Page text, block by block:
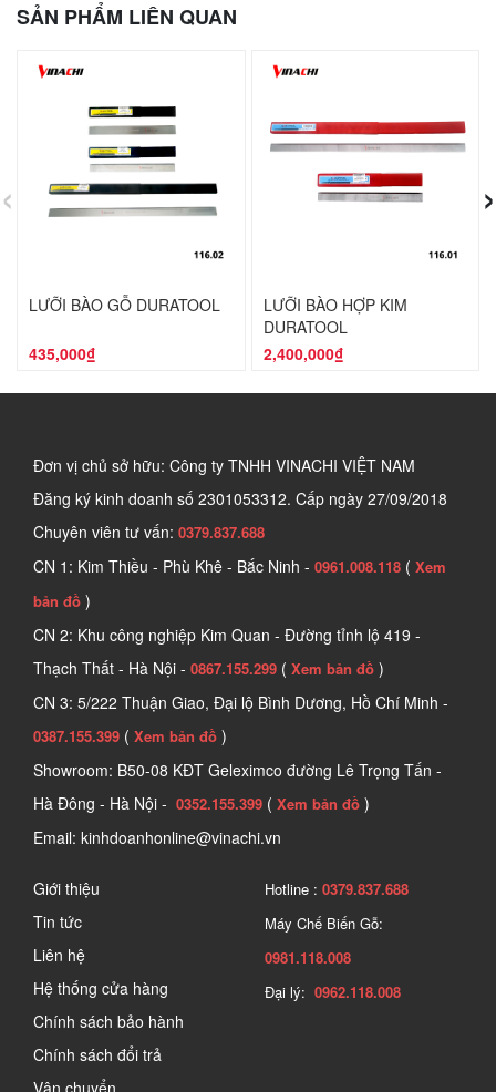
SẢN PHẨM LIÊN QUAN
LƯỠI BÀO GỖ DURATOOL
435,000₫
LƯỠI BÀO HỢP KIM
DURATOOL
2,400,000₫
‹ ›
Đơn vị chủ sở hữu: Công ty TNHH VINACHI VIỆT NAM
Đăng ký kinh doanh số 2301053312. Cấp ngày 27/09/2018
Chuyên viên tư vấn: 0379.837.688
CN 1: Kim Thiều - Phù Khê - Bắc Ninh - 0961.008.118 ( Xem
bản đồ )
CN 2: Khu công nghiệp Kim Quan - Đường tỉnh lộ 419 -
Thạch Thất - Hà Nội - 0867.155.299 ( Xem bản đồ )
CN 3: 5/222 Thuận Giao, Đại lộ Bình Dương, Hồ Chí Minh -
0387.155.399 ( Xem bản đồ )
Showroom: B50-08 KĐT Geleximco đường Lê Trọng Tấn -
Hà Đông - Hà Nội - 0352.155.399 ( Xem bản đồ )
Email: kinhdoanhonline@vinachi.vn
Giới thiệu
Tin tức
Liên hệ
Hệ thống cửa hàng
Chính sách bảo hành
Chính sách đổi trả
Vận chuyển
Hotline : 0379.837.688
Máy Chế Biến Gỗ:
0981.118.008
Đại lý: 0962.118.008